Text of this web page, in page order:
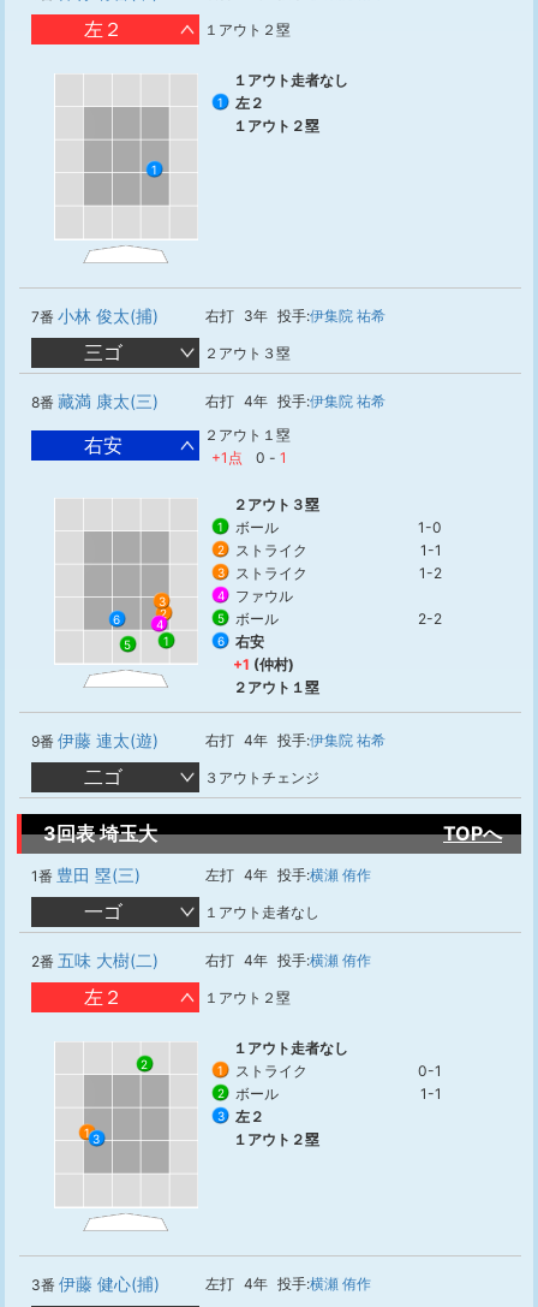
左２ １アウト２塁
1
１アウト走者なし
1
左２
１アウト２塁
7番 小林 俊太(捕) 右打 3年 投手:伊集院 祐希
三ゴ ２アウト３塁
8番 藏満 康太(三) 右打 4年 投手:伊集院 祐希
右安
２アウト１塁
+1点
0 - 1
1
2
3
4
5
6
２アウト３塁
1 ボール 1-0
2 ストライク 1-1
3 ストライク 1-2
4 ファウル
5 ボール 2-2
6
右安
+1 (仲村)
２アウト１塁
9番 伊藤 連太(遊) 右打 4年 投手:伊集院 祐希
二ゴ ３アウトチェンジ
3回表 埼玉大 TOPへ
1番 豊田 塁(三) 左打 4年 投手:横瀬 侑作
一ゴ １アウト走者なし
2番 五味 大樹(二) 右打 4年 投手:横瀬 侑作
左２ １アウト２塁
1
2
3
１アウト走者なし
1 ストライク 0-1
2 ボール 1-1
3
左２
１アウト２塁
3番 伊藤 健心(捕) 左打 4年 投手:横瀬 侑作